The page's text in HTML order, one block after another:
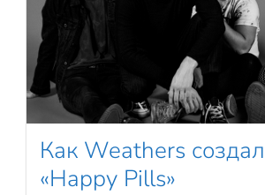
Как Weathers
«Happy Pills»